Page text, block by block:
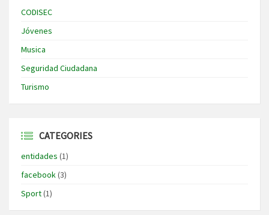
CODISEC
Jóvenes
Musica
Seguridad Ciudadana
Turismo
CATEGORIES
entidades (1)
facebook(3)
Sport(1)